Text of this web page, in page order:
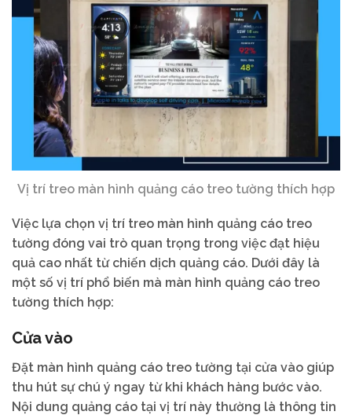
Vị trí treo màn hình quảng cáo treo tường thích hợp
Việc lựa chọn vị trí treo màn hình quảng cáo treo
tường đóng vai trò quan trọng trong việc đạt hiệu
quả cao nhất từ chiến dịch quảng cáo. Dưới đây là
một số vị trí phổ biến mà màn hình quảng cáo treo
tường thích hợp:
Cửa vào
Đặt màn hình quảng cáo treo tường tại cửa vào giúp
thu hút sự chú ý ngay từ khi khách hàng bước vào.
Nội dung quảng cáo tại vị trí này thường là thông tin